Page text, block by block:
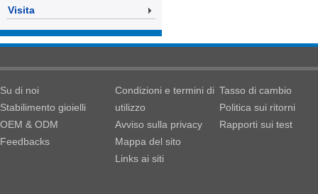
Visita
Su di noi
Stabilimento gioielli
OEM & ODM
Feedbacks
Condizioni e termini di
utilizzo
Avviso sulla privacy
Mappa del sito
Links ai siti
Tasso di cambio
Politica sui ritorni
Rapporti sui test